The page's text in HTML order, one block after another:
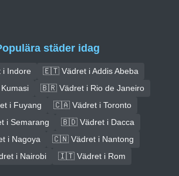
städer idag
Indore
🇪🇹 Vädret i Addis Abeba
🇧🇷 Vädret i Rio de Janeiro
i Fuyang
🇨🇦 Vädret i Toronto
i Semarang
🇧🇩 Vädret i Dacca
i Nagoya
🇨🇳 Vädret i Nantong
i Nairobi
🇮🇹 Vädret i Rom